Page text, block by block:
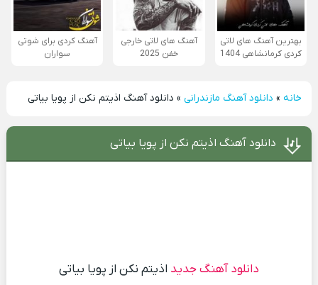
بهترین آهنگ های لاتی
کردی کرمانشاهی 1404
آهنگ های لاتی خارجی
خفن 2025
آهنگ کردی برای شوتی
سواران
خانه» دانلود آهنگ مازندرانی» دانلود آهنگ اذیتم نکن از پویا بیاتی
دانلود آهنگ اذیتم نکن از پویا بیاتی
دانلود آهنگ جدید اذیتم نکن از پویا بیاتی